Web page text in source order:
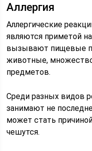
Аллергия
Аллергические
являются приметой
вызывают пищевые
животные,
предметов.
Среди разных видов
занимают не
может стать
чешутся.